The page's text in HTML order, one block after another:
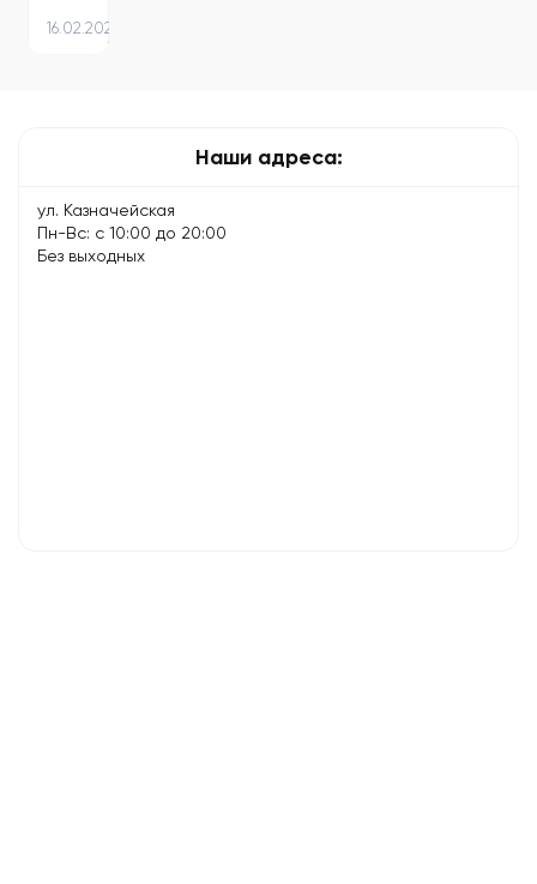
электросамоката
16.02.2024
Наши адреса:
ул. Казначейская
Пн-Вс: с 10:00 до 20:00
Без выходных